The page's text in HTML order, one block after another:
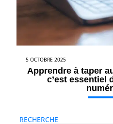
5 OCTOBRE 2025
Apprendre à taper
c’est essentiel
RECHERCHE